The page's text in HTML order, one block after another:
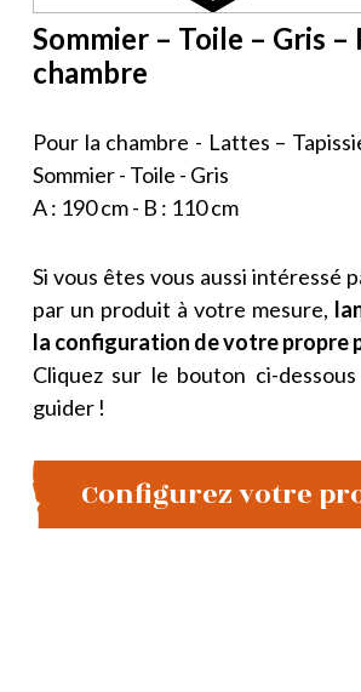
Sommier – Toile – Gris –
chambre
Pour la chambre - Lattes –
Sommier - Toile - Gris
A : 190 cm - B : 110 cm
Si vous êtes vous aussi intéressé
par un produit à votre mesure,
la configuration de votre propre
Cliquez sur le bouton ci-
guider !
Configurez votre